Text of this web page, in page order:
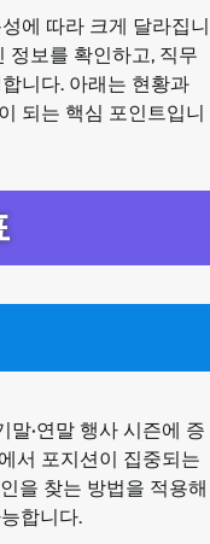
에 따라 크게 달라집니
정보를 확인하고, 직무
니다. 아래는 현황과
되는 핵심 포인트입니
말·연말 행사 시즌에 증
서 포지션이 집중되는
을 찾는 방법을 적용해
합니다.